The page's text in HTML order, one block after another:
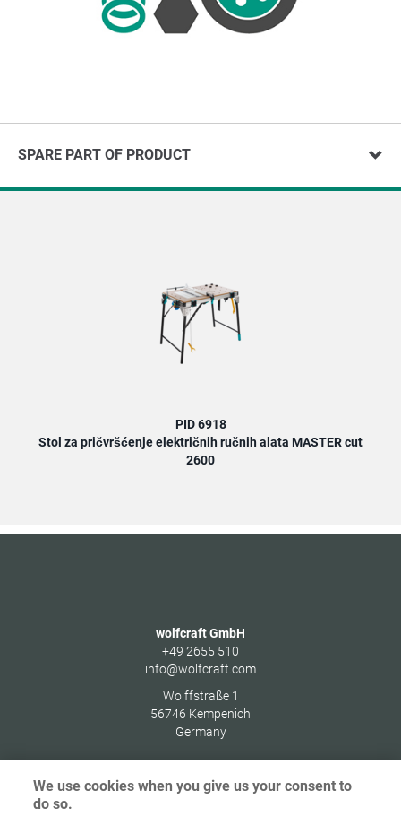
SPARE PART OF PRODUCT
PID 6918
Stol za pričvršćenje električnih ručnih alata MASTER cut
2600
wolfcraft GmbH
+49 2655 510
info@wolfcraft.com
Wolffstraße 1
56746 Kempenich
Germany
We use cookies when you give us your consent to
do so.